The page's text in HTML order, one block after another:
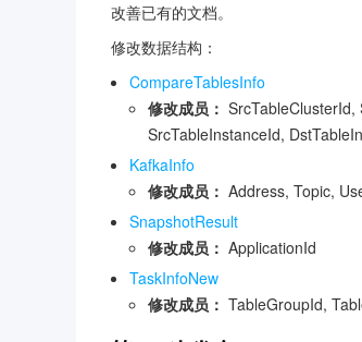
改善已有的文档。
修改数据结构：
CompareTablesInfo
修改成员： SrcTableClusterId,
SrcTableInstanceId,
KafkaInfo
修改成员： Address, Topic,
SnapshotResult
修改成员： ApplicationId
TaskInfoNew
修改成员： TableGroupId,